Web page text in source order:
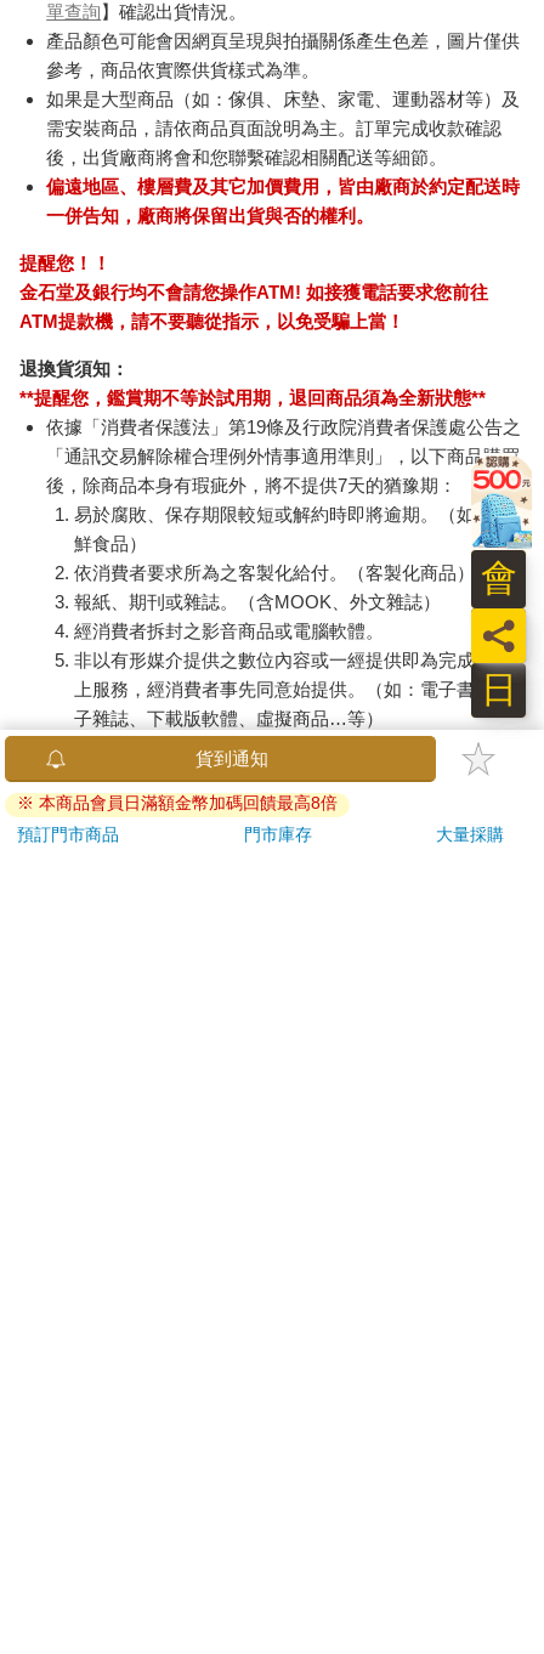
單查詢】確認出貨情況。
產品顏色可能會因網頁呈現與拍攝關係產生色差，圖片僅供
參考，商品依實際供貨樣式為準。
如果是大型商品（如：傢俱、床墊、家電、運動器材等）及
需安裝商品，請依商品頁面說明為主。訂單完成收款確認
後，出貨廠商將會和您聯繫確認相關配送等細節。
偏遠地區、樓層費及其它加價費用，皆由廠商於約定配送時
一併告知，廠商將保留出貨與否的權利。
提醒您！！
金石堂及銀行均不會請您操作ATM! 如接獲電話要求您前往
ATM提款機，請不要聽從指示，以免受騙上當！
退換貨須知：
**提醒您，鑑賞期不等於試用期，退回商品須為全新狀態**
依據「消費者保護法」第19條及行政院消費者保護處公告之
「通訊交易解除權合理例外情事適用準則」，以下商品購買
後，除商品本身有瑕疵外，將不提供7天的猶豫期：
易於腐敗、保存期限較短或解約時即將逾期。（如：生
鮮食品）
依消費者要求所為之客製化給付。（客製化商品）
報紙、期刊或雜誌。（含MOOK、外文雜誌）
經消費者拆封之影音商品或電腦軟體。
非以有形媒介提供之數位內容或一經提供即為完成之線
上服務，經消費者事先同意始提供。（如：電子書、電
子雜誌、下載版軟體、虛擬商品…等）
已拆封之個人衛生用品。（如：內衣褲、刮鬍刀、除毛
若非上列種類商品，均享有到貨7天的猶豫期（含例假
日）。
貨到通知
※ 本商品會員日滿額金幣加碼回饋最高8倍
預訂門市商品
門市庫存 大量採購
日
員
會